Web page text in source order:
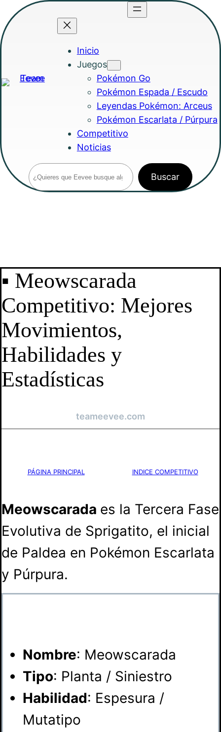
Saltar
contenido
Inicio
Juegos
Pokémon Go
Pokémon Espada / Escudo
Leyendas Pokémon: Arceus
Pokémon Escarlata / Púrpura
Competitivo
Noticias
Buscar
Buscar
▪ Meowscarada
Competitivo: Mejores
Movimientos,
Habilidades y
Estadísticas
teameevee.com
PÁGINA PRINCIPAL INDICE COMPETITIVO
Meowscarada es la Tercera Fase
Evolutiva de Sprigatito, el inicial
de Paldea en Pokémon Escarlata
y Púrpura.
Nombre: Meowscarada
Tipo: Planta / Siniestro
Habilidad: Espesura /
Mutatipo